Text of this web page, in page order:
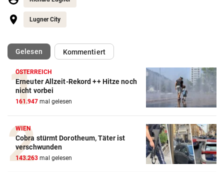
Lugner City
Gelesen(ausgewählt)Kommentiert
ÖSTERREICH
Erneuter Allzeit-Rekord ++ Hitze noch
nicht vorbei
161.947 mal gelesen
WIEN
Cobra stürmt Dorotheum, Täter ist
verschwunden
143.263 mal gelesen